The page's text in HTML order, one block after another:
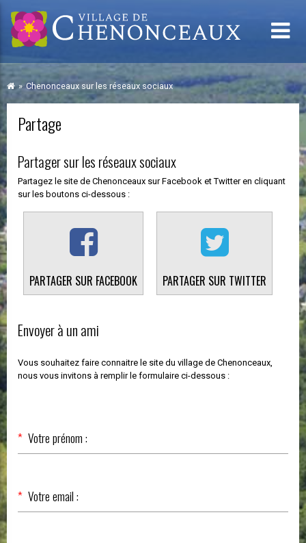
Chenonceaux sur les réseaux sociaux
Partage
Partager sur les réseaux sociaux
Partagez le site de Chenonceaux sur Facebook et Twitter en cliquant
sur les boutons ci-dessous :
PARTAGER SUR FACEBOOK PARTAGER SUR TWITTER
Envoyer à un ami
Vous souhaitez faire connaitre le site du village de Chenonceaux,
nous vous invitons à remplir le formulaire ci-dessous :
Champ
obligatoire
Votre prénom :
*
Champ
obligatoire
Votre email :
*